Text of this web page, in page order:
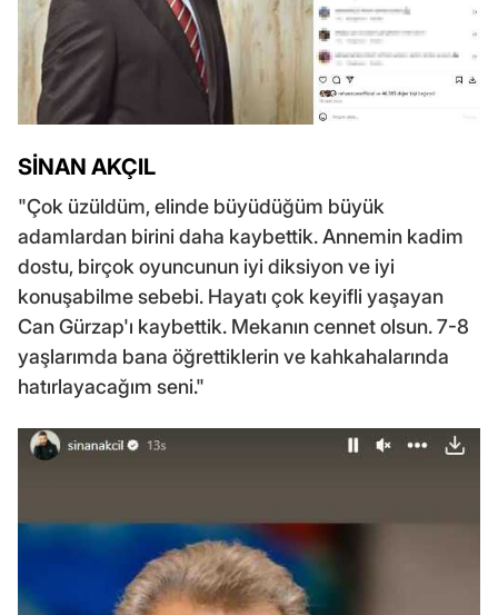
SİNAN AKÇIL
"Çok üzüldüm, elinde büyüdüğüm büyük
adamlardan birini daha kaybettik. Annemin kadim
dostu, birçok oyuncunun iyi diksiyon ve iyi
konuşabilme sebebi. Hayatı çok keyifli yaşayan
Can Gürzap'ı kaybettik. Mekanın cennet olsun. 7-8
yaşlarımda bana öğrettiklerin ve kahkahalarında
hatırlayacağım seni."